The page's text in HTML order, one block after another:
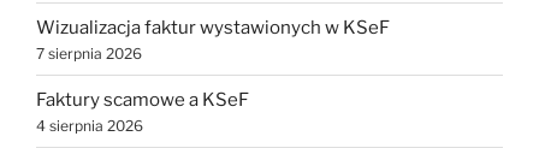
Wizualizacja faktur wystawionych w KSeF
7 sierpnia 2026
Faktury scamowe a KSeF
4 sierpnia 2026